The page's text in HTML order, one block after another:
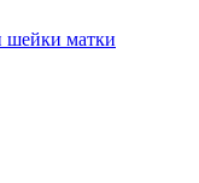
шейки матки